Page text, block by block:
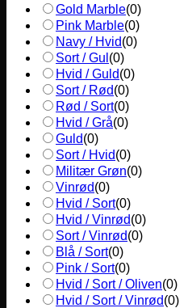
Gold Marble(0)
Pink Marble(0)
Navy / Hvid(0)
Sort / Gul (0)
Hvid / Guld(0)
Sort / Rød(0)
Rød / Sort(0)
Hvid / Grå(0)
Guld(0)
Sort / Hvid(0)
Militær Grøn(0)
Vinrød(0)
Hvid / Sort(0)
Hvid / Vinrød(0)
Sort / Vinrød(0)
Blå / Sort(0)
Pink / Sort(0)
Hvid / Sort / Oliven(0)
Hvid / Sort / Vinrød(0)